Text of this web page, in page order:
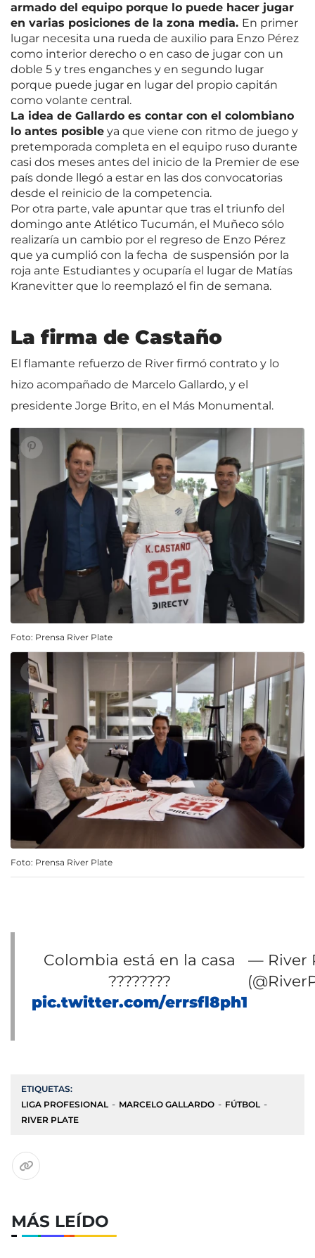
armado del equipo porque lo puede hacer jugar
en varias posiciones de la zona media. En primer
lugar necesita una rueda de auxilio para Enzo Pérez
como interior derecho o en caso de jugar con un
doble 5 y tres enganches y en segundo lugar
porque puede jugar en lugar del propio capitán
como volante central.
La idea de Gallardo es contar con el colombiano
lo antes posible ya que viene con ritmo de juego y
pretemporada completa en el equipo ruso durante
casi dos meses antes del inicio de la Premier de ese
país donde llegó a estar en las dos convocatorias
desde el reinicio de la competencia.
Por otra parte, vale apuntar que tras el triunfo del
domingo ante Atlético Tucumán, el Muñeco sólo
realizaría un cambio por el regreso de Enzo Pérez
que ya cumplió con la fecha de suspensión por la
roja ante Estudiantes y ocuparía el lugar de Matías
Kranevitter que lo reemplazó el fin de semana.
La firma de Castaño
El flamante refuerzo de River firmó contrato y lo
hizo acompañado de Marcelo Gallardo, y el
presidente Jorge Brito, en el Más Monumental.
Foto: Prensa River Plate
Foto: Prensa River Plate
Colombia está en la casa
????????️
pic.twitter.com/errsfl8ph1
— River
ETIQUETAS:
LIGA PROFESIONAL
MARCELO GALLARDO
FÚTBOL
RIVER PLATE
MÁS LEÍDO